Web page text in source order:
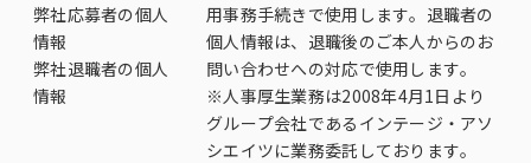
弊社応募者の個人
情報
弊社退職者の個人
情報
用事務手続きで使用します。退職者の
個人情報は、退職後のご本人からのお
問い合わせへの対応で使用します。
※人事厚生業務は2008年4月1日より
グループ会社であるインテージ・アソ
シエイツに業務委託しております。